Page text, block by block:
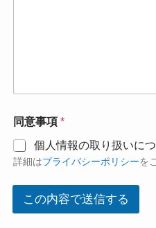
話
番
号
電
番
電
同意事項 *
個人情報の取り扱いに
詳細はプライバシーポリシーを
この内容で送信する